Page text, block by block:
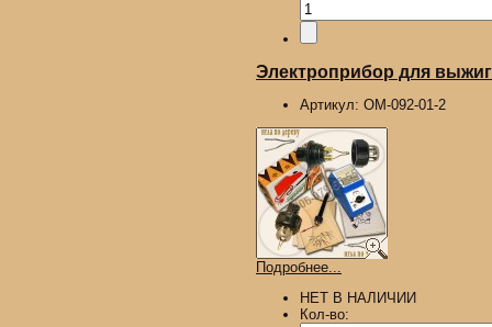
Электроприбор для
Артикул: ОМ-092-01-2
Подробнее...
НЕТ В НАЛИЧИИ
Кол-во: